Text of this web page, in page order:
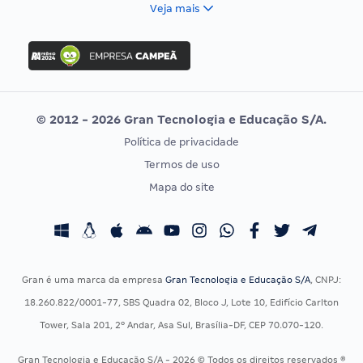
Concurso Ibama
Concurso MPU
Editais publicados
Vunesp
CONCURSOS POR PROFISSÃO
Concursos Fiscais
Concursos Saúde
EXAME DE ORDEM
Calendário OAB
Veja mais
© 2012 - 2026 Gran Tecnologia e Educação S/A.
Política de privacidade
Termos de uso
Mapa do site
Gran é uma marca da empresa Gran Tecnologia e Educação S/A, CNPJ:
18.260.822/0001-77, SBS Quadra 02, Bloco J, Lote 10, Edifício Carlton
Tower, Sala 201, 2º Andar, Asa Sul, Brasília-DF, CEP 70.070-120.
Gran Tecnologia e Educação S/A - 2026 © Todos os direitos reservados ®